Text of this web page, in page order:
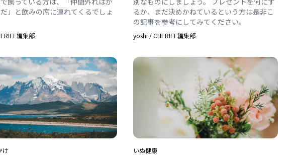
」と飲みの席に連れてくるでしょ
編集部
るか、まだ決めかねているという方は是非こ
の記事を参考にしてみてください。
yoshi /CHERIEE編集部
け いぬ健康